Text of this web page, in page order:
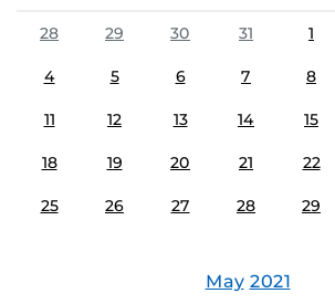
28
29 30 31 1
4 5 6 7 8
11 12 13 14 15
18 19 20 21 22
25 26 27 28 29
May 2021